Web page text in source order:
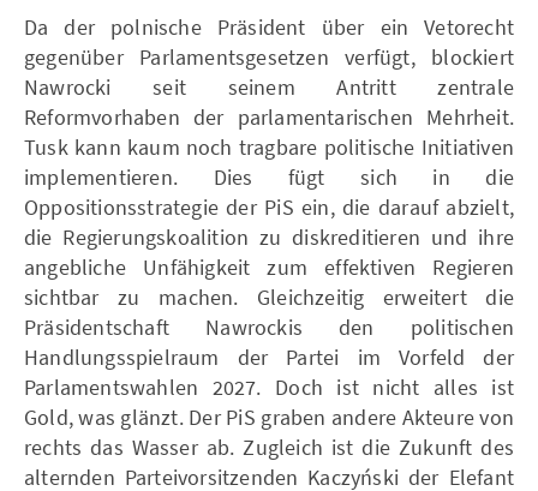
Da der polnische Präsident über ein Vetorecht
gegenüber Parlamentsgesetzen verfügt, blockiert
Nawrocki seit seinem Antritt zentrale
Reformvorhaben der parlamentarischen Mehrheit.
Tusk kann kaum noch tragbare politische Initiativen
implementieren. Dies fügt sich in die
Oppositionsstrategie der PiS ein, die darauf abzielt,
die Regierungskoalition zu diskreditieren und ihre
angebliche Unfähigkeit zum effektiven Regieren
sichtbar zu machen. Gleichzeitig erweitert die
Präsidentschaft Nawrockis den politischen
Handlungsspielraum der Partei im Vorfeld der
Parlamentswahlen 2027. Doch ist nicht alles ist
Gold, was glänzt. Der PiS graben andere Akteure von
rechts das Wasser ab. Zugleich ist die Zukunft des
alternden Parteivorsitzenden Kaczyński der Elefant